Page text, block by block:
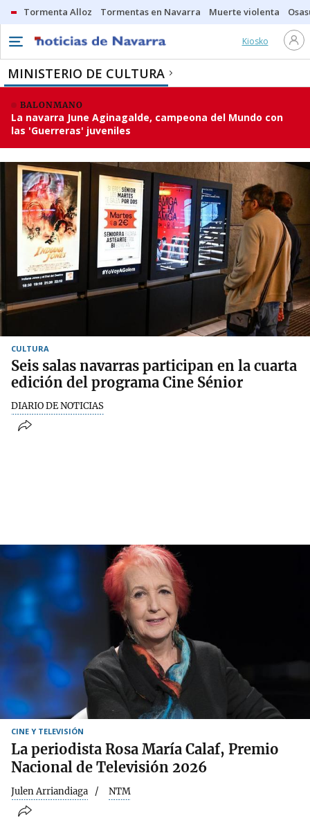
Tormenta Alloz Tormentas en Navarra Muerte violenta
Kiosko
MINISTERIO DE CULTURA
BALONMANO
La navarra June Aginagalde, campeona del Mundo con
las 'Guerreras' juveniles
CULTURA
Seis salas navarras participan en la cuarta
edición del programa Cine Sénior
DIARIO DE NOTICIAS
CINE Y TELEVISIÓN
La periodista Rosa María Calaf, Premio
Nacional de Televisión 2026
Julen Arriandiaga NTM